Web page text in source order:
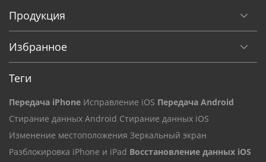
Продукция
Избранное
Теги
Передача iPhone Исправление iOS Передача Android
Стирание данных Android Стирание данных iOS
Изменение местоположения Зеркальный экран
Разблокировка iPhone и iPad Восстановление данных iOS